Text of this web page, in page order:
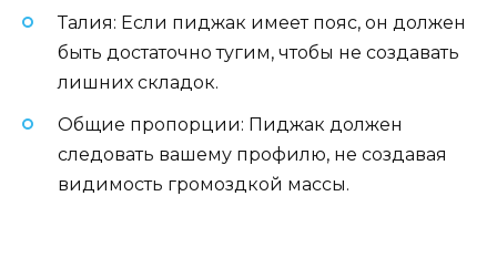
Талия: Если пиджак имеет пояс, он должен
быть достаточно тугим, чтобы не создавать
лишних складок.
Общие пропорции: Пиджак должен
следовать вашему профилю, не создавая
видимость громоздкой массы.